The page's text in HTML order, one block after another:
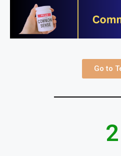
Go to
2